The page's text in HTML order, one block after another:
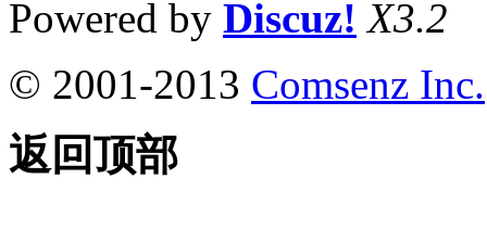
Powered by Discuz! X3.2
© 2001-2013 Comsenz Inc.
返回顶部